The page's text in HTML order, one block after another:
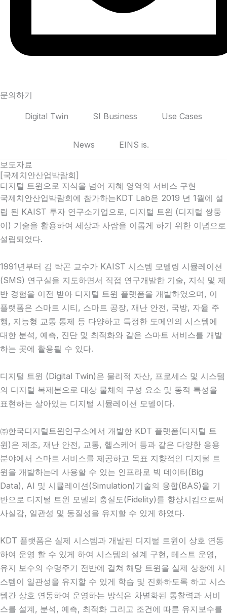
문의하기
Digital Twin SI Business Use Cases
News
EINS is.
보도자료
[국제치안산업박람회]
디지털 트윈으로 지식을 넘어 지혜 영역의 서비스 구현
국제치안산업박람회에 참가하는KDT Lab은 2019 년 1월에 설
립 된 KAIST 투자 연구소기업으로, 디지털 트윈 (디지털 쌍둥
이) 기술을 활용하여 세상과 사람을 이롭게 하기 위한 이념으로
설립되었다.
1991년부터 김 탁곤 교수가 KAIST 시스템 모델링 시뮬레이션
(SMS) 연구실을 지도하면서 직접 연구개발한 기술, 지식 및 제
반 경험을 이전 받아 디지털 트윈 플랫폼을 개발하였으며, 이
플랫폼은 스마트 시티, 스마트 공장, 재난 안전, 국방, 자율 주
행, 지능형 교통 통제 등 다양하고 특정한 도메인의 시스템에
대한 분석, 예측, 진단 및 최적화와 같은 스마트 서비스를 개발
하는 곳에 활용될 수 있다.
디지털 트윈 (Digital Twin)은 물리적 자산, 프로세스 및 시스템
의 디지털 복제본으로 대상 물체의 구성 요소 및 동적 특성을
표현하는 살아있는 디지털 시뮬레이션 모델이다.
㈜한국디지털트윈연구소에서 개발한 KDT 플랫폼(디지털 트
윈)은 제조, 재난 안전, 교통, 헬스케어 등과 같은 다양한 응용
분야에서 스마트 서비스를 제공하고 목표 지향적인 디지털 트
윈을 개발하는데 사용할 수 있는 인프라로 빅 데이터(Big
Data), AI 및 시뮬레이션(Simulation)기술의 융합(BAS)을 기
반으로 디지털 트윈 모델의 충실도(Fidelity)를 향상시킴으로써
사실감, 일관성 및 동질성을 유지할 수 있게 하였다.
KDT 플랫폼은 실제 시스템과 개발된 디지털 트윈이 상호 연동
하여 운영 할 수 있게 하여 시스템의 설계 구현, 테스트 운영,
유지 보수의 수명주기 전반에 걸쳐 해당 트윈을 실제 상황에 시
스템이 일관성을 유지할 수 있게 학습 및 진화하도록 하고 시스
템간 상호 연동하여 운영하는 방식은 차별화된 통찰력과 서비
스를 설계, 분석, 예측, 최적화 그리고 조건에 따른 유지보수를